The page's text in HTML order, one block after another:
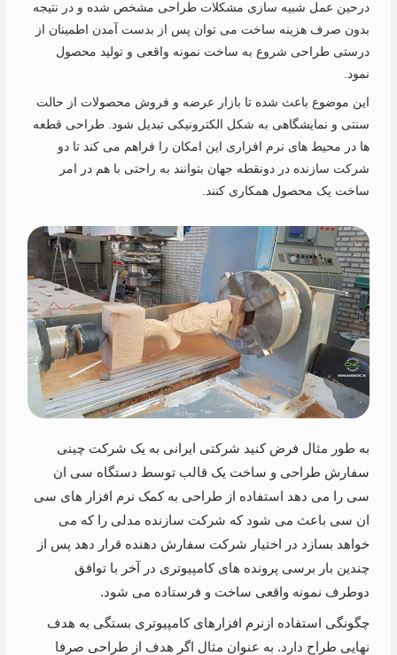
درحین عمل شبیه سازی مشکلات طراحی مشخص شده و در نتیجه
بدون صرف هزینه ساخت می توان پس از بدست آمدن اطمینان از
درستی طراحی شروع به ساخت نمونه واقعی و تولید محصول
نمود.
این موضوع باعث شده تا بازار عرضه و فروش محصولات از حالت
سنتی و نمایشگاهی به شکل الکترونیکی تبدیل شود. طراحی قطعه
ها در محیط های نرم افزاری این امکان را فراهم می کند تا دو
شرکت سازنده در دونقطه جهان بتوانند به راحتی با هم در امر
ساخت یک محصول همکاری کنند.
به طور مثال فرض کنید شرکتی ایرانی به یک شرکت چینی
سفارش طراحی و ساخت یک قالب توسط دستگاه سی ان
سی را می دهد استفاده از طراحی به کمک نرم افزار های سی
ان سی باعث می شود که شرکت سازنده مدلی را که می
خواهد بسازد در اختیار شرکت سفارش دهنده قرار دهد پس از
چندین بار برسی پرونده های کامپیوتری در آخر با توافق
دوطرف نمونه واقعی ساخت و فرستاده می شود.
چگونگی استفاده ازنرم افزارهای کامپیوتری بستگی به هدف
نهایی طراح دارد. به عنوان مثال اگر هدف از طراحی صرفا